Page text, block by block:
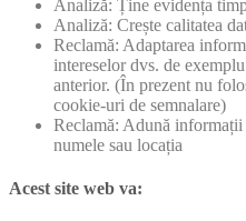
Analiză: Ține evidența
Analiză: Crește calitatea
Reclamă: Adaptarea
intereselor dvs. de
anterior. (În prezent nu
cookie-uri de semnalare)
Reclamă: Adună
numele sau locația
Acest site web va: